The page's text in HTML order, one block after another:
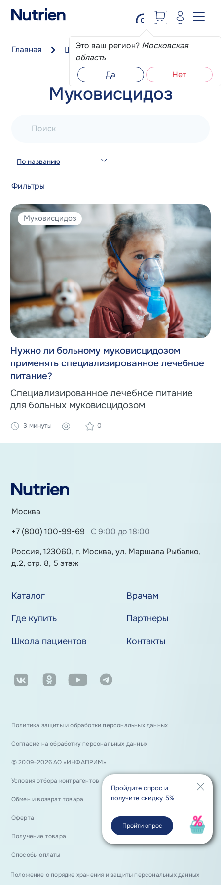
Это ваш регион? Московская
область
Да
Нет
Главная Школа пациента Муковисцидоз
Муковисцидоз
Поиск
По названию
Фильтры
Муковисцидоз
Нужно ли больному муковисцидозом
применять специализированное лечебное
питание?
Специализированное лечебное питание
для больных муковисцидозом
3 минуты 0
Пройдите опрос и
получите скидку 5%
Пройти опрос
Москва
+7 (800) 100-99-69
С 9:00 до 18:00
Россия, 123060, г. Москва, ул. Маршала Рыбалко,
д.2, стр. 8, 5 этаж
Каталог
Врачам
Где купить
Партнеры
Школа пациентов
Контакты
Политика защиты и обработки персональных данных
Согласие на обработку персональных данных
Положение о порядке хранения и защиты персональных данных
© 2009−2026 АО «ИНФАПРИМ»
Условия отбора контрагентов
Обмен и возврат товара
Оферта
Получение товара
Способы оплаты